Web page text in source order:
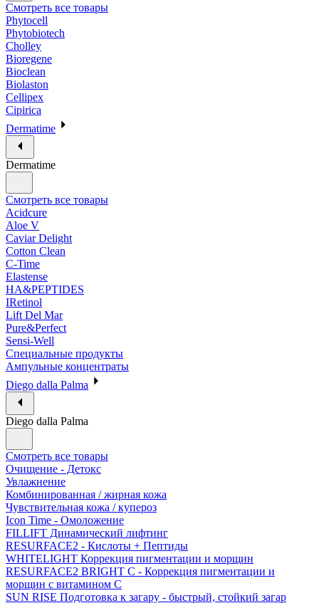
Смотреть все товары
Phytocell
Phytobiotech
Cholley
Bioregene
Bioclean
Biolaston
Cellipex
Cipirica
Dermatime
Dermatime
Смотреть все товары
Acidcure
Aloe V
Caviar Delight
Cotton Clean
C-Time
Elastense
HA&PEPTIDES
IRetinol
Lift Del Mar
Pure&Perfect
Sensi-Well
Специальные продукты
Ампульные концентраты
Diego dalla Palma
Diego dalla Palma
Смотреть все товары
Очищение - Детокс
Увлажнение
Комбинированная / жирная кожа
Чувствительная кожа / купероз
Icon Time - Омоложение
FILLIFT Динамический лифтинг
RESURFACE2 - Кислоты + Пептиды
WHITELIGHT Коррекция пигментации и морщин
RESURFACE2 BRIGHT C - Коррекция пигментации и
морщин с витамином С
SUN RISE Подготовка к загару - быстрый, стойкий загар